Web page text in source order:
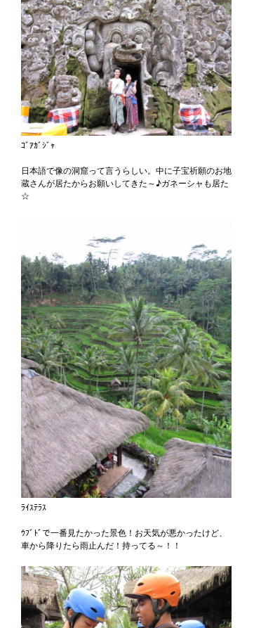
ｺﾞｱｶﾞｼﾞｬ
日本語で像の洞窟って言うらしい。中に子宝祈願のお地
蔵さんが居たからお願いしてきた～♪ガネーシャも居た
☆
ﾗｲｽﾃﾗｽ
ｳﾌﾞﾄﾞで一番見たかった景色！お天気が悪かったけど、
車から降りたら雨止んだ！持ってる～！！